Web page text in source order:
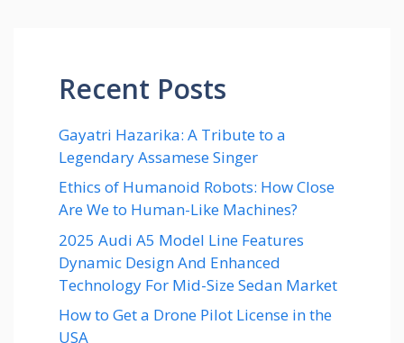
Recent Posts
Gayatri Hazarika: A Tribute to a
Legendary Assamese Singer
Ethics of Humanoid Robots: How Close
Are We to Human-Like Machines?
2025 Audi A5 Model Line Features
Dynamic Design And Enhanced
Technology For Mid-Size Sedan Market
How to Get a Drone Pilot License in the
USA